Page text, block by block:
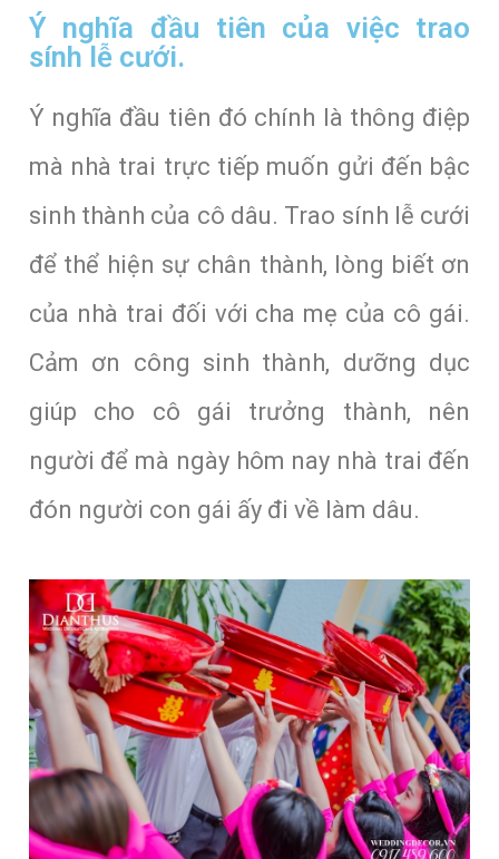
Ý nghĩa đầu tiên của việc trao
sính lễ cưới.
Ý nghĩa đầu tiên đó chính là thông điệp
mà nhà trai trực tiếp muốn gửi đến bậc
sinh thành của cô dâu. Trao sính lễ cưới
để thể hiện sự chân thành, lòng biết ơn
của nhà trai đối với cha mẹ của cô gái.
Cảm ơn công sinh thành, dưỡng dục
giúp cho cô gái trưởng thành, nên
người để mà ngày hôm nay nhà trai đến
đón người con gái ấy đi về làm dâu.